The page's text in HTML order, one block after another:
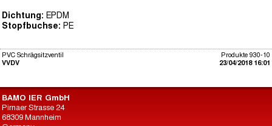
Dichtung: EPDM
Stopfbuchse: PE
Produkte 930-10
23/04/2018 16:01
PVC Schrägsitzventil
VVDV
BAMO IER GmbH
Pirnaer Strasse 24
68309 Mannheim